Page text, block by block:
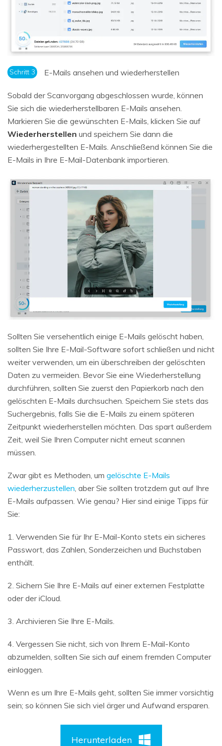
Schritt 3 E-Mails ansehen und wiederherstellen
Sobald der Scanvorgang abgeschlossen wurde, können
Sie sich die wiederherstellbaren E-Mails ansehen.
Markieren Sie die gewünschten E-Mails, klicken Sie auf
Wiederherstellen und speichern Sie dann die
wiederhergestellten E-Mails. Anschließend können Sie die
E-Mails in Ihre E-Mail-Datenbank importieren.
Sollten Sie versehentlich einige E-Mails gelöscht haben,
sollten Sie Ihre E-Mail-Software sofort schließen und nicht
weiter verwenden, um ein überschreiben der gelöschten
Daten zu vermeiden. Bevor Sie eine Wiederherstellung
durchführen, sollten Sie zuerst den Papierkorb nach den
gelöschten E-Mails durchsuchen. Speichern Sie stets das
Suchergebnis, falls Sie die E-Mails zu einem späteren
Zeitpunkt wiederherstellen möchten. Das spart außerdem
Zeit, weil Sie Ihren Computer nicht erneut scannen
müssen.
Zwar gibt es Methoden, um gelöschte E-Mails
wiederherzustellen , aber Sie sollten trotzdem gut auf Ihre
E-Mails aufpassen. Wie genau? Hier sind einige Tipps für
Sie:
1. Verwenden Sie für Ihr E-Mail-Konto stets ein sicheres
Passwort, das Zahlen, Sonderzeichen und Buchstaben
enthält.
2. Sichern Sie Ihre E-Mails auf einer externen Festplatte
oder der iCloud.
3. Archivieren Sie Ihre E-Mails.
4. Vergessen Sie nicht, sich von Ihrem E-Mail-Konto
abzumelden, sollten Sie sich auf einem fremden Computer
einloggen.
Wenn es um Ihre E-Mails geht, sollten Sie immer vorsichtig
sein; so können Sie sich viel ärger und Aufwand ersparen.
Herunterladen